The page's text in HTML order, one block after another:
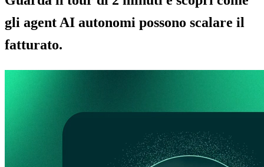
gli agent AI autonomi possono scalare il
fatturato.